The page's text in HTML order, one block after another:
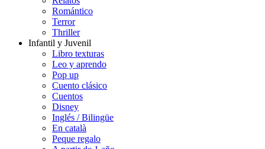
Romántico
Terror
Thriller
Infantil y Juvenil
Libro texturas
Leo y aprendo
Pop up
Cuento clásico
Cuentos
Disney
Inglés / Bilingüe
En català
Peque regalo